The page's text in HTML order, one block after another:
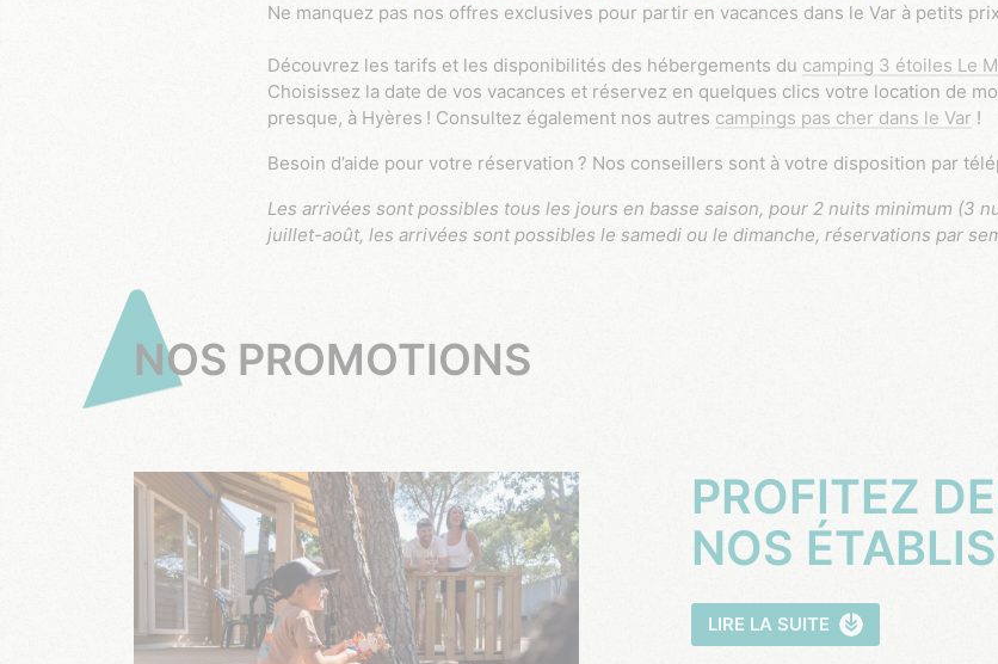
Ne manquez pas nos offres exclusives pour partir en vacances dans le Var à petits
Découvrez les tarifs et les disponibilités des hébergements du camping 3 étoiles Le
Choisissez la date de vos vacances et réservez en quelques clics votre location de
presque, à Hyères ! Consultez également nos autres campings pas cher dans le Var !
Besoin d’aide pour votre réservation ? Nos conseillers sont à votre disposition par
Les arrivées sont possibles tous les jours en basse saison, pour 2 nuits minimum (3 nuits minimum sur les fériés/ ponts). En
juillet-août, les arrivées sont possibles le samedi ou le dimanche, réservations par
NOS PROMOTIONS
NOS
LIRE LA SUITE